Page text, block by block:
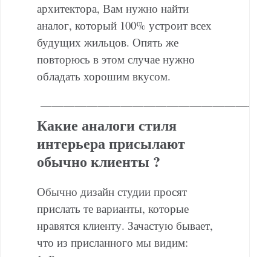
архитектора, Вам нужно найти
аналог, который 100% устроит всех
будущих жильцов. Опять же
повторюсь в этом случае нужно
обладать хорошим вкусом.
———————————————————
Какие аналоги стиля
интерьера присылают
обычно клиенты ?
Обычно дизайн студии просят
прислать те варианты, которые
нравятся клиенту. Зачастую бывает,
что из присланного мы видим: